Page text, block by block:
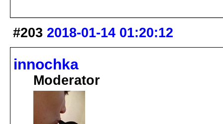
#203 2018-01-14 01:20:12
innochka
Moderator